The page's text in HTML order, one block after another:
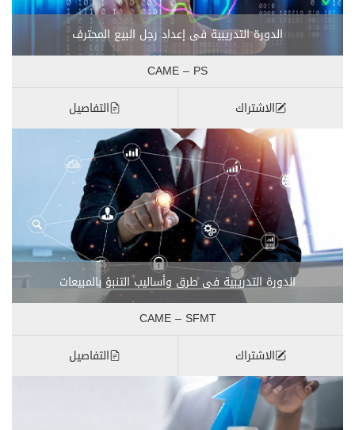
الدورة التدريبية فى إعداد رجل البيع المحترف
CAME – PS
الاشتراك
التفاصيل
الدورة التدريبية فى طرق وأساليب التنبؤ بالمبيعات
CAME – SFMT
الاشتراك
التفاصيل